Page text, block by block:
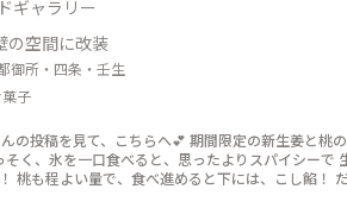
ギャラリー
の空間に改装
御所・四条・壬生
子
の投稿を見て、こちらへ💕 期間限定の新生姜と桃
そく、氷を一口食べると、思ったよりスパイシーで
桃も程よい量で、食べ進めると下には、こし餡！
けど、なるほど〜です😘 この後も、山鉾巡りなの